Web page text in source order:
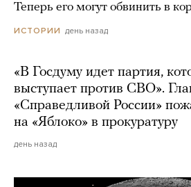
Теперь его могут обвинить в
ИСТОРИИ день назад
«В Госдуму идет партия,
выступает против СВО».
«Справедливой России»
на «Яблоко» в прокуратуру
день назад